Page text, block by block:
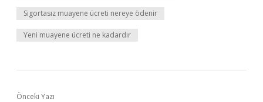
Sigortasız muayene ücreti nereye ödenir
Yeni muayene ücreti ne kadardır
Önceki Yazı